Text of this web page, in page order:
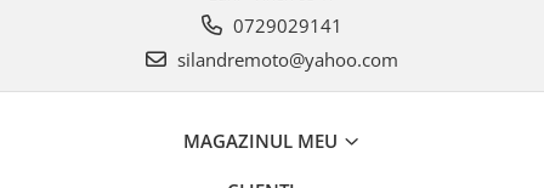
0729029141
silandremoto@yahoo.com
MAGAZINUL MEU